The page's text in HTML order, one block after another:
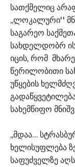
სათქმელიც
,,ლოკალური''
საგარეო
სახდელდობრ
იცის, რომ
წერილობითი
უწყების
სახემწიფო
,,მდაა…
ხელისუფლება
საფუძველზე